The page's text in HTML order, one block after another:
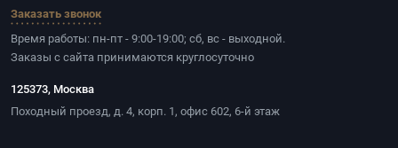
Заказать звонок
Время работы: пн-пт - 9:00-19:00; сб, вс - выходной.
Заказы с сайта принимаются круглосуточно
125373, Москва
Походный проезд, д. 4, корп. 1, офис 602, 6-й этаж